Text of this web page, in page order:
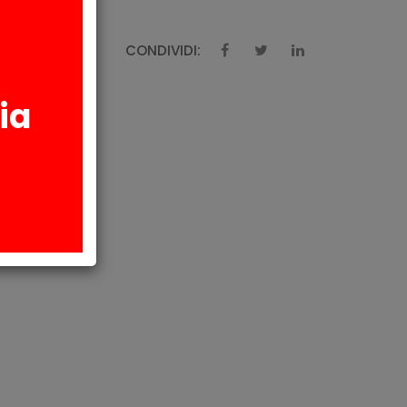
CONDIVIDI: